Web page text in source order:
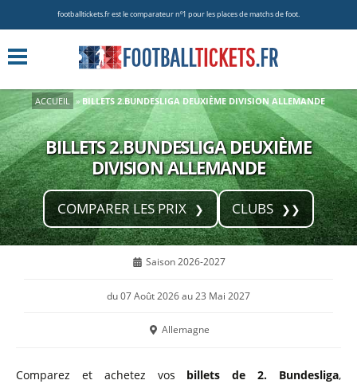
footballtickets.fr est le comparateur nº1 pour les places de matchs de foot.
ACCUEIL » BILLETS 2.BUNDESLIGA DEUXIÈME DIVISION ALLEMANDE
BILLETS 2.BUNDESLIGA DEUXIÈME
DIVISION ALLEMANDE
COMPARER LES PRIX CLUBS
Saison 2026-2027
du 07 Août 2026 au 23 Mai 2027
Allemagne
Comparez et achetez vos billets de 2. Bundesliga,